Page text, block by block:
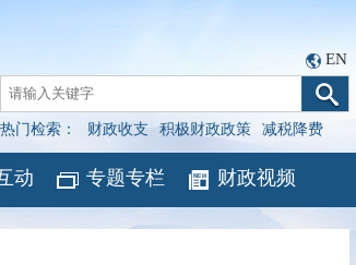
EN
热门检索： 财政收支 积极财政政策 减税降费
动 专题专栏 财政视频